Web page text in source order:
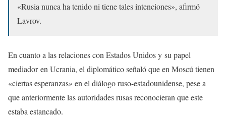
«Rusia nunca ha tenido ni tiene tales intenciones», afirmó
Lavrov.
En cuanto a las relaciones con Estados Unidos y su papel
mediador en Ucrania, el diplomático señaló que en Moscú tienen
«ciertas esperanzas» en el diálogo ruso-estadounidense, pese a
que anteriormente las autoridades rusas reconocieran que este
estaba estancado.